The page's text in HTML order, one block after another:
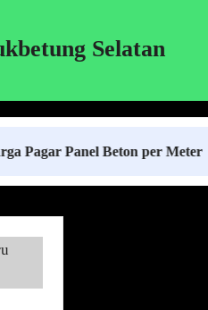
Selatan
Panel Beton per Meter